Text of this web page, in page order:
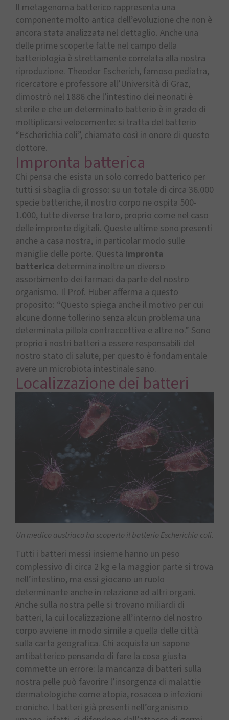
Il metagenoma batterico rappresenta una
componente molto antica dell’evoluzione che non è
ancora stata analizzata nel dettaglio. Anche una
delle prime scoperte fatte nel campo della
batteriologia è strettamente correlata alla nostra
riproduzione. Theodor Escherich, famoso pediatra,
ricercatore e professore all’Università di Graz,
dimostrò nel 1886 che l’intestino dei neonati è
sterile e che un determinato batterio è in grado di
moltiplicarsi velocemente: si tratta del batterio
“Escherichia coli”, chiamato così in onore di questo
dottore.
Impronta batterica
Chi pensa che esista un solo corredo batterico per
tutti si sbaglia di grosso: su un totale di circa 36.000
specie batteriche, il nostro corpo ne ospita 500-
1.000, tutte diverse tra loro, proprio come nel caso
delle impronte digitali. Queste ultime sono presenti
anche a casa nostra, in particolar modo sulle
maniglie delle porte. Questa impronta
batterica determina inoltre un diverso
assorbimento dei farmaci da parte del nostro
organismo. Il Prof. Huber afferma a questo
proposito: “Questo spiega anche il motivo per cui
alcune donne tollerino senza alcun problema una
determinata pillola contraccettiva e altre no.” Sono
proprio i nostri batteri a essere responsabili del
nostro stato di salute, per questo è fondamentale
avere un microbiota intestinale sano.
Localizzazione dei batteri
Un medico austriaco ha scoperto il batterio Escherichia coli.
Tutti i batteri messi insieme hanno un peso
complessivo di circa 2 kg e la maggior parte si trova
nell’intestino, ma essi giocano un ruolo
determinante anche in relazione ad altri organi.
Anche sulla nostra pelle si trovano miliardi di
batteri, la cui localizzazione all’interno del nostro
corpo avviene in modo simile a quella delle città
sulla carta geografica. Chi acquista un sapone
antibatterico pensando di fare la cosa giusta
commette un errore: la mancanza di batteri sulla
nostra pelle può favorire l’insorgenza di malattie
dermatologiche come atopia, rosacea o infezioni
croniche. I batteri già presenti nell’organismo